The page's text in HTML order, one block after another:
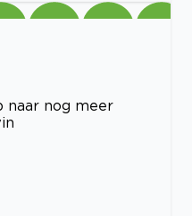
naar nog meer